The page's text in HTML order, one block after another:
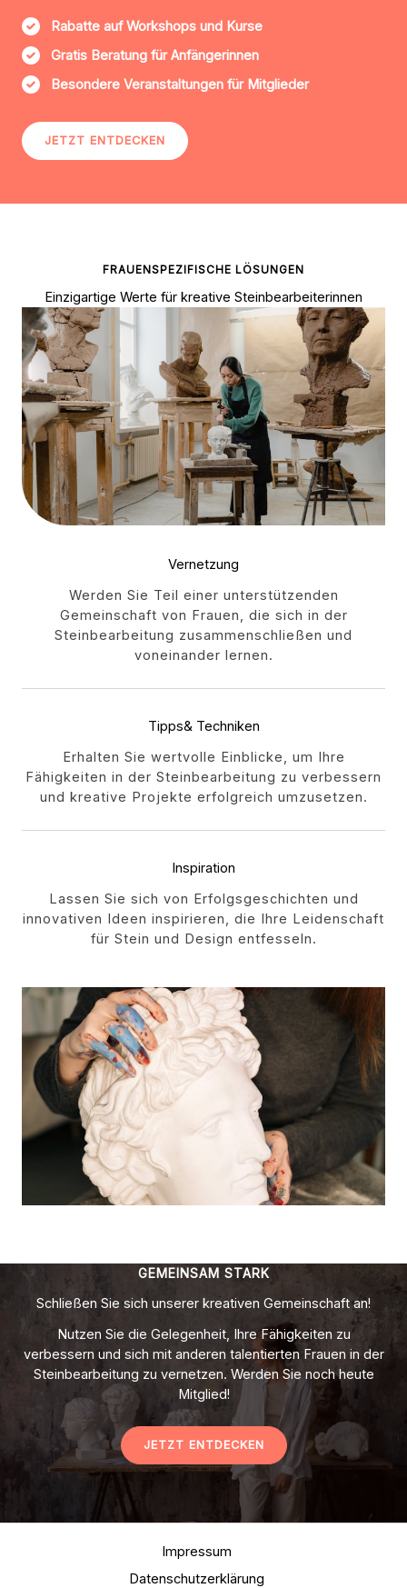
Rabatte auf Workshops und Kurse
Gratis Beratung für Anfängerinnen
Besondere Veranstaltungen für Mitglieder
JETZT ENTDECKEN
FRAUENSPEZIFISCHE LÖSUNGEN
Einzigartige Werte für kreative Steinbearbeiterinnen
Vernetzung
Werden Sie Teil einer unterstützenden
Gemeinschaft von Frauen, die sich in der
Steinbearbeitung zusammenschließen und
voneinander lernen.
Tipps& Techniken
Erhalten Sie wertvolle Einblicke, um Ihre
Fähigkeiten in der Steinbearbeitung zu verbessern
und kreative Projekte erfolgreich umzusetzen.
Inspiration
Lassen Sie sich von Erfolgsgeschichten und
innovativen Ideen inspirieren, die Ihre Leidenschaft
für Stein und Design entfesseln.
GEMEINSAM STARK
Schließen Sie sich unserer kreativen Gemeinschaft an!
Nutzen Sie die Gelegenheit, Ihre Fähigkeiten zu
verbessern und sich mit anderen talentierten Frauen in der
Steinbearbeitung zu vernetzen. Werden Sie noch heute
Mitglied!
JETZT ENTDECKEN
Impressum
Datenschutzerklärung